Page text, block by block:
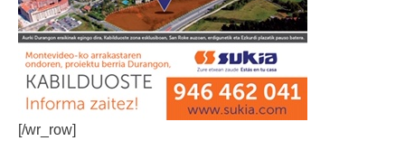
[/wr_row]